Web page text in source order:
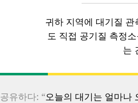
귀하 지역에 대기질
도 직접 공기질 측정
는
공유하다: “오늘의 대기는 얼마나